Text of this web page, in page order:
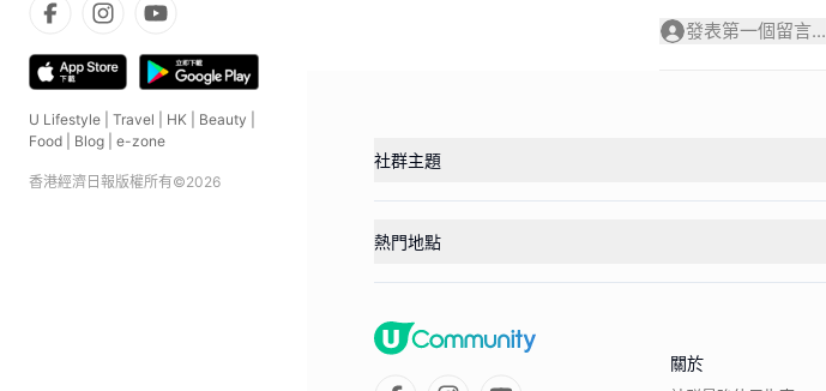
U Lifestyle Travel HK Beauty
Food
Blog e-zone
香港經濟日報版權所有©2026
發表第一個留言...
社群主題
熱門地點
關於